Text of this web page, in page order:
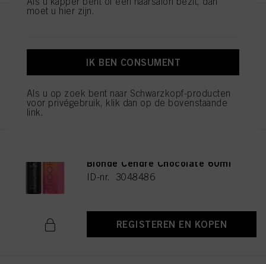
ID-nr. 3048477
REGISTEREN EN KOPEN
Blonde Cendré Chocolate 60ml
ID-nr. 3048486
REGISTEREN EN KOPEN
moet u hier zijn.
IK BEN CONSUMENT
Als u op zoek bent naar Schwarzkopf-producten
voor privégebruik, klik dan op de bovenstaande
link.